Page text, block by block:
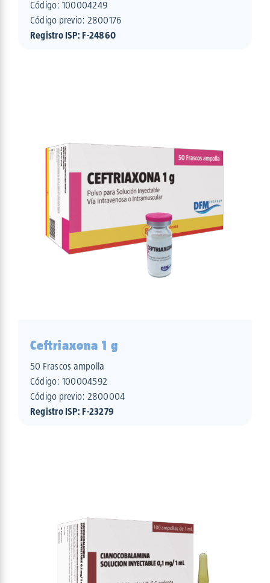
Código: 100004249
Código previo: 2800176
Registro ISP: F-24860
Ceftriaxona 1 g
50 Frascos ampolla
Código: 100004592
Código previo: 2800004
Registro ISP: F-23279